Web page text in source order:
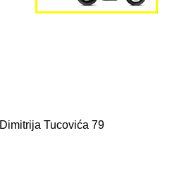
Dimitrija Tucovića 79